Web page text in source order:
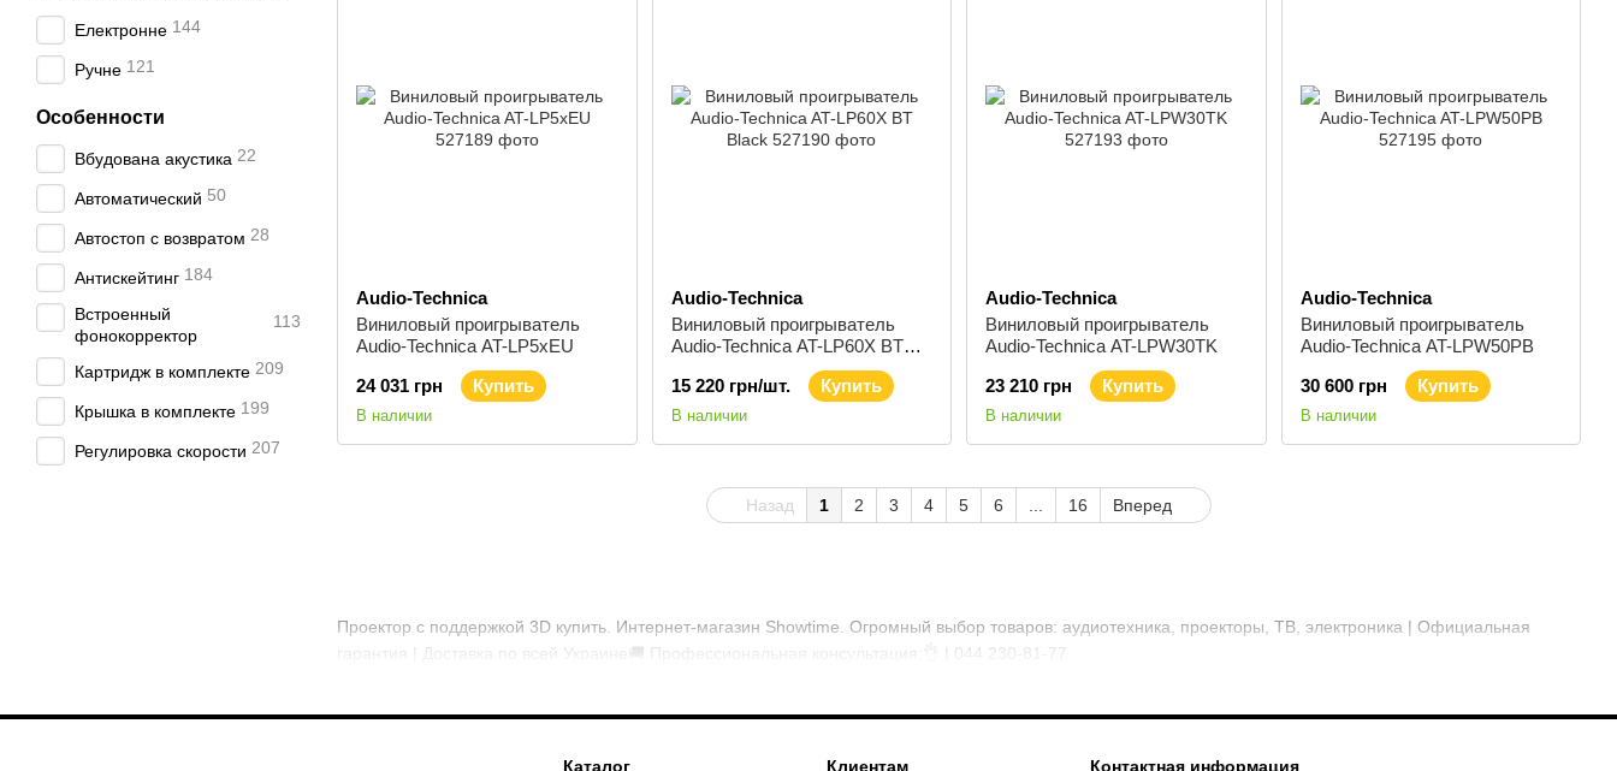
Проектор с поддержкой 3D купить. Интернет-магазин Showtime. Огромный выбор товаров: аудиотехника, проекторы, ТВ, электроника | Официальная
гарантия | Доставка по всей Украине🚚 Профессиональная консультация:👌 | 044 230-81-77
Audio-Technica
Виниловый проигрыватель
Audio-Technica AT-LP5xEU
24 031 грн
Купить
В наличии
Audio-Technica
Виниловый проигрыватель
Audio-Technica AT-LP60X BT
15 220 грн/шт.
Купить
В наличии
Audio-Technica
Виниловый проигрыватель
Audio-Technica AT-LPW30TK
23 210 грн
Купить
В наличии
Audio-Technica
Виниловый проигрыватель
Audio-Technica AT-LPW50PB
30 600 грн
Купить
В наличии
Назад 1 2 3 4 5 6 16 Вперед
Електронне 144
Ручне 121
Особенности
Вбудована акустика 22
Автоматический 50
Автостоп с возвратом 28
Антискейтинг 184
Встроенный
фонокорректор
113
Картридж в комплекте 209
Крышка в комплекте 199
Регулировка скорости 207
Каталог Клиентам Контактная информация